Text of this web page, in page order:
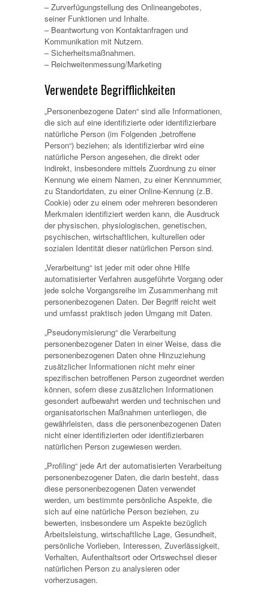
– Zurverfügungstellung des Onlineangebotes,
seiner Funktionen und Inhalte.
– Beantwortung von Kontaktanfragen und
Kommunikation mit Nutzern.
– Sicherheitsmaßnahmen.
– Reichweitenmessung/Marketing
Verwendete Begrifflichkeiten
„Personenbezogene Daten“ sind alle Informationen,
die sich auf eine identifizierte oder identifizierbare
natürliche Person (im Folgenden „betroffene
Person“) beziehen; als identifizierbar wird eine
natürliche Person angesehen, die direkt oder
indirekt, insbesondere mittels Zuordnung zu einer
Kennung wie einem Namen, zu einer Kennnummer,
zu Standortdaten, zu einer Online-Kennung (z.B.
Cookie) oder zu einem oder mehreren besonderen
Merkmalen identifiziert werden kann, die Ausdruck
der physischen, physiologischen, genetischen,
psychischen, wirtschaftlichen, kulturellen oder
sozialen Identität dieser natürlichen Person sind.
„Verarbeitung“ ist jeder mit oder ohne Hilfe
automatisierter Verfahren ausgeführte Vorgang oder
jede solche Vorgangsreihe im Zusammenhang mit
personenbezogenen Daten. Der Begriff reicht weit
und umfasst praktisch jeden Umgang mit Daten.
„Pseudonymisierung“ die Verarbeitung
personenbezogener Daten in einer Weise, dass die
personenbezogenen Daten ohne Hinzuziehung
zusätzlicher Informationen nicht mehr einer
spezifischen betroffenen Person zugeordnet werden
können, sofern diese zusätzlichen Informationen
gesondert aufbewahrt werden und technischen und
organisatorischen Maßnahmen unterliegen, die
gewährleisten, dass die personenbezogenen Daten
nicht einer identifizierten oder identifizierbaren
natürlichen Person zugewiesen werden.
„Profiling“ jede Art der automatisierten Verarbeitung
personenbezogener Daten, die darin besteht, dass
diese personenbezogenen Daten verwendet
werden, um bestimmte persönliche Aspekte, die
sich auf eine natürliche Person beziehen, zu
bewerten, insbesondere um Aspekte bezüglich
Arbeitsleistung, wirtschaftliche Lage, Gesundheit,
persönliche Vorlieben, Interessen, Zuverlässigkeit,
Verhalten, Aufenthaltsort oder Ortswechsel dieser
natürlichen Person zu analysieren oder
vorherzusagen.